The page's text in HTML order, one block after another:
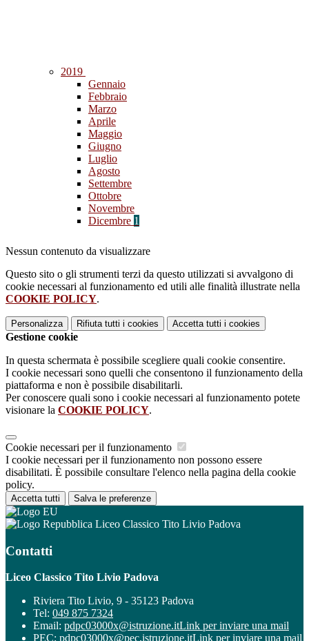
2019
Gennaio
Febbraio
Marzo
Aprile
Maggio
Giugno
Luglio
Agosto
Settembre
Ottobre
Novembre
Dicembre 1
Nessun contenuto da visualizzare
Questo sito o gli strumenti terzi da questo utilizzati si avvalgono di
cookie necessari al funzionamento ed utili alle finalità illustrate nella
COOKIE POLICY.
Personalizza Rifiuta tutti i cookies Accetta tutti i cookies
Gestione cookie
In questa schermata è possibile scegliere quali cookie consentire.
I cookie necessari sono quelli che consentono il funzionamento della
piattaforma e non è possibile disabilitarli.
Per conoscere quali sono i cookie necessari al funzionamento potete
visionare la COOKIE POLICY.
Cookie necessari per il funzionamento
I cookie necessari per il funzionamento non possono essere
disabilitati. È possibile consultare l'elenco nella pagina della cookie
policy.
Accetta tutti Salva le preferenze
Liceo Classico Tito Livio Padova
Contatti
Liceo Classico Tito Livio Padova
Riviera Tito Livio, 9 - 35123 Padova
Tel: 049 875 7324
Email: pdpc03000x@istruzione.itLink per inviare una mail
PEC: pdpc03000x@pec.istruzione.itLink per inviare una mail